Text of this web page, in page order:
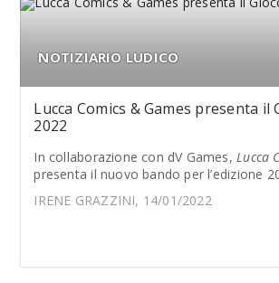
NOTIZIARIO LUDICO
Lucca Comics & Games presenta il
2022
In collaborazione con dV Games,Lucca
presenta il nuovo bando per l’edizione
IRENE GRAZZINI, 14/01/2022